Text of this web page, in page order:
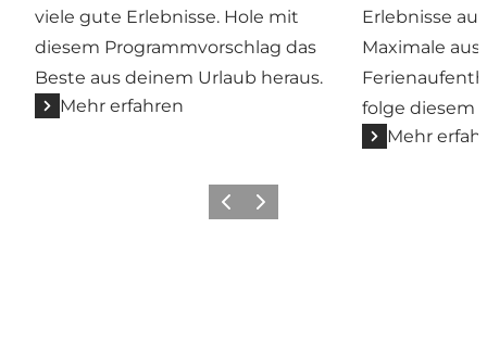
viele gute Erlebnisse. Hole mit
diesem Programmvorschlag das
Beste aus deinem Urlaub heraus.
Mehr erfahren
Erlebnisse
Maximale
folge diesem
Mehr
ZurückWeiter